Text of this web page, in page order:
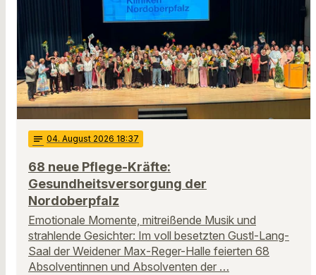
notes 04. August 2026 18:37
68 neue Pflege-Kräfte:
Gesundheitsversorgung der
Nordoberpfalz
Emotionale Momente, mitreißende Musik und
strahlende Gesichter: Im voll besetzten Gustl-Lang-
Saal der Weidener Max-Reger-Halle feierten 68
Absolventinnen und Absolventen der …